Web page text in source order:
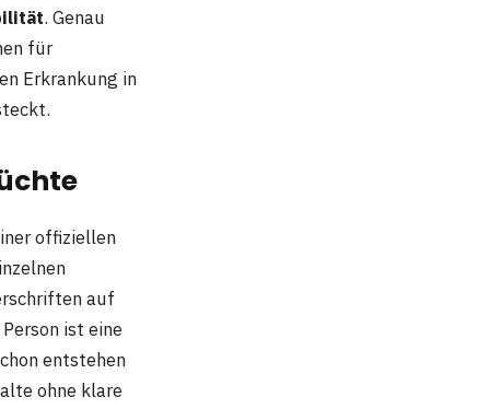
. Genau
für
Erkrankung in
offiziellen
auf
ist eine
entstehen
ohne klare